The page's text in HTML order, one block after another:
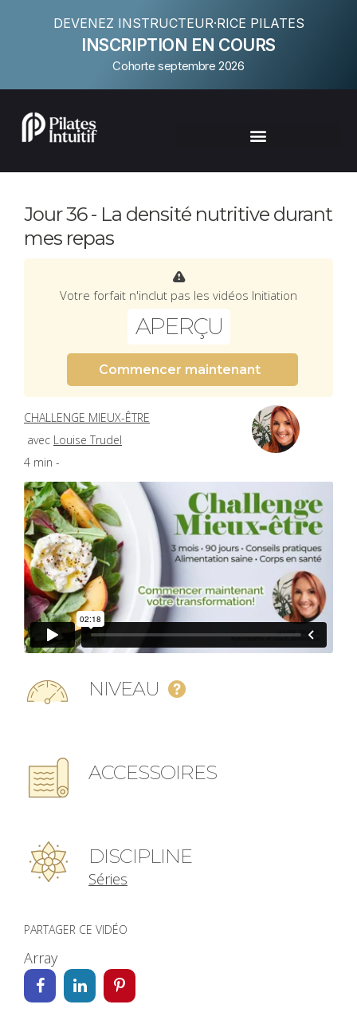
DEVENEZ INSTRUCTEUR·RICE PILATES
INSCRIPTION EN COURS
Cohorte septembre 2026
Jour 36 - La densité nutritive durant
mes repas
Votre forfait n'inclut pas les vidéos Initiation
APERÇU
Commencer maintenant
CHALLENGE MIEUX-ÊTRE
avec Louise Trudel
4 min -
NIVEAU
ACCESSOIRES
DISCIPLINE
Séries
PARTAGER CE VIDÉO
Array